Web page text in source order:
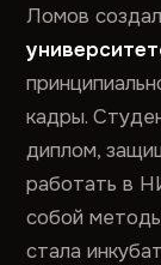
Ломов
кадры.
диплом,
работать в
собой
стала